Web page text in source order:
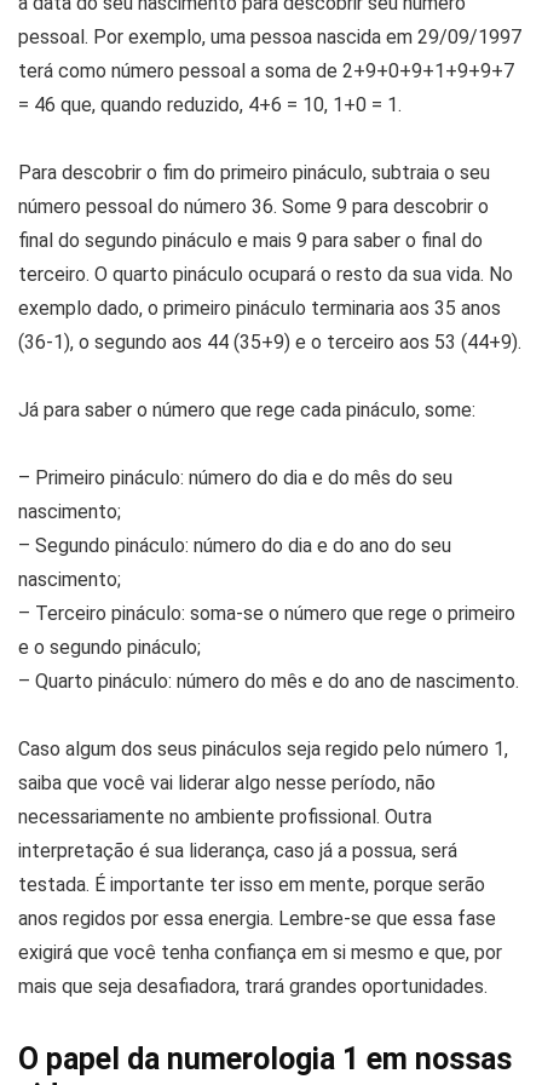
pessoal. Por exemplo, uma pessoa nascida em 29/09/1997
terá como número pessoal a soma de 2+9+0+9+1+9+9+7
= 46 que, quando reduzido, 4+6 = 10, 1+0 = 1.
Para descobrir o fim do primeiro pináculo, subtraia o seu
número pessoal do número 36. Some 9 para descobrir o
final do segundo pináculo e mais 9 para saber o final do
terceiro. O quarto pináculo ocupará o resto da sua vida. No
exemplo dado, o primeiro pináculo terminaria aos 35 anos
(36-1), o segundo aos 44 (35+9) e o terceiro aos 53 (44+9).
Já para saber o número que rege cada pináculo, some:
– Primeiro pináculo: número do dia e do mês do seu
nascimento;
– Segundo pináculo: número do dia e do ano do seu
nascimento;
– Terceiro pináculo: soma-se o número que rege o primeiro
e o segundo pináculo;
– Quarto pináculo: número do mês e do ano de nascimento.
Caso algum dos seus pináculos seja regido pelo número 1,
saiba que você vai liderar algo nesse período, não
necessariamente no ambiente profissional. Outra
interpretação é sua liderança, caso já a possua, será
testada. É importante ter isso em mente, porque serão
anos regidos por essa energia. Lembre-se que essa fase
exigirá que você tenha confiança em si mesmo e que, por
mais que seja desafiadora, trará grandes oportunidades.
O papel da numerologia 1 em nossas